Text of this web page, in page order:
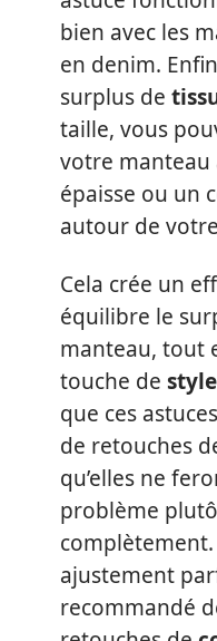
bien avec les
en denim.
surplus de
taille, vous
votre manteau
épaisse ou un
autour de
Cela crée un
équilibre le
manteau, tout
touche de style
que ces
de retouches
qu’elles ne
problème
ajustement
recommandé